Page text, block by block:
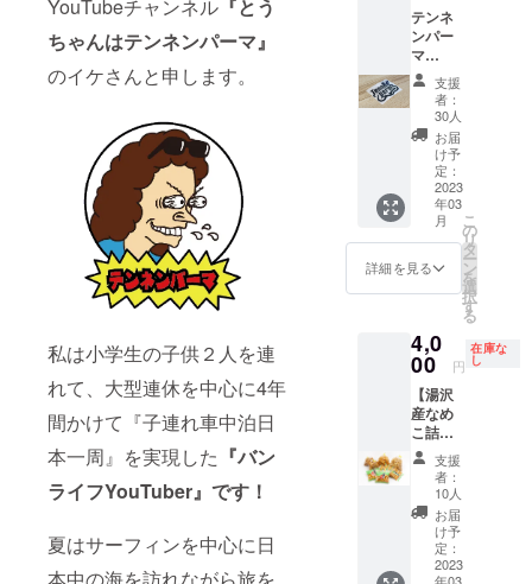
YouTubeチャンネル 『とう
ちゃんはテンネンパーマ』
のイケさんと申します。
私は小学生の子供２人を連
れて、大型連休を中心に4年
間かけて『子連れ車中泊日
本一周』を実現した 『バン
ライフYouTuber』です！
夏はサーフィンを中心に日
本中の海を訪れながら旅を
・カ
ラー展
開…黒
１枚/白
１枚
メール
を送り
ます。
名称
「湯沢
産なめ
こ詰め
合わ
せ」 サ
イズ…
６０サ
イズ 重
量…
1.1kg
賞味期
限…発
送日よ
り2週間
以内を
目安
に、お
早めに
お召し
上がり
くださ
国…日
ベース
ボール
キャッ
プと テ
ンネン
パーマ
のイケ
さんか
ら感謝
の気持
ちを込
めて
メール
を送り
ンル…
「ベー
スボー
ル
キャッ
プ」
・数
量…１
個 ・
商品サ
イズ…
フリー
サイズ
テンネ
ンパー
マ
BASE
のロゴ
デザイ
ンでも
ある
『Tenn
enperm
design.
』のオ
リジナ
ルカッ
ティン
グス
カーを
ブラッ
ク×ホワ
イトの
２色
セット
と、 テ
ンネン
パーマ
のイケ
さんか
ら感謝
の気持
支援
者：
30人
お届
け予
定：
2023
年03
月
詳細を見る
こ
の
リ
タ
ー
ン
を
選
択
す
る
4,0
00 円
在庫な
し
【湯沢
産なめ
こ詰め
合わせ
+サン
キュー
メー
ル】 テ
ンネン
パーマ
支援
者：
10人
お届
け予
定：
2023
年03